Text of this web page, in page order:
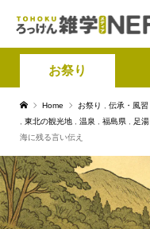
お祭り
Home お祭り 伝承・風習
東北の観光地 温泉 福島県 足湯
海に残る言い伝え